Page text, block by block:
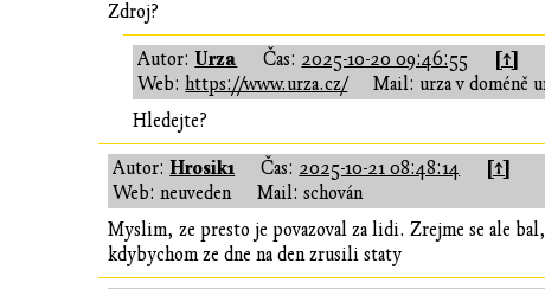
Zdroj?
Autor: Urza Čas: 2025-10-20 09:46:55 [↑]
Web:https://www.urza.cz/
Mail: urza v doméně
Hledejte?
Autor:Hrosik1 Čas: 2025-10-21 08:48:14 [↑]
Web: neuveden
Mail: schován
Myslim, ze presto je povazoval za lidi. Zrejme se ale
kdybychom ze dne na den zrusili staty